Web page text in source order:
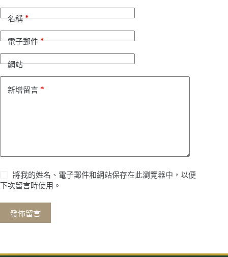
名稱*
電子郵件*
網站
新增留言 *
將我的姓名、電子郵件和網站保存在此瀏覽器中，以便
下次留言時使用。
發佈留言